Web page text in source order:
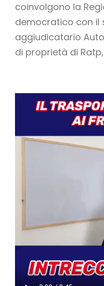
coinvolgono la
democratico con il
aggiudicatario
di proprietà di